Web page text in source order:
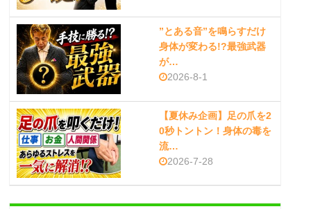
”とある音”を鳴らすだけ
身体が変わる!?最強武器
が…
2026-8-1
【夏休み企画】足の爪を2
0秒トントン！身体の毒を
流…
2026-7-28